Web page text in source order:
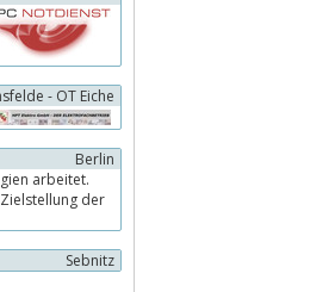
- OT Eiche
Berlin
Sebnitz